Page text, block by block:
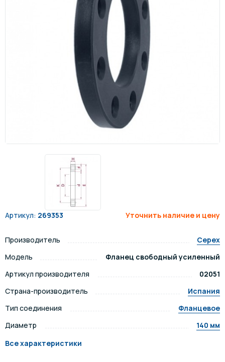
Артикул: 269353 Уточнить наличие и цену
Производитель
Cepex
Модель
Фланец свободный усиленный
Артикул производителя
02051
Страна-производитель
Испания
Тип соединения
Фланцевое
Диаметр
140 мм
Все характеристики